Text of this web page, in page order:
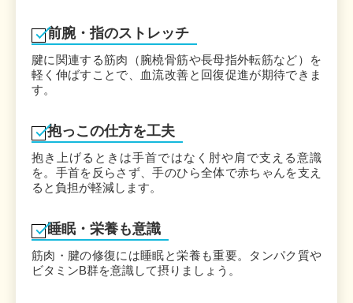
前腕・指のストレッチ
腱に関連する筋肉（腕橈骨筋や長母指外転筋など）を
軽く伸ばすことで、血流改善と回復促進が期待できま
す。
抱っこの仕方を工夫
抱き上げるときは手首ではなく肘や肩で支える意識
を。手首を反らさず、手のひら全体で赤ちゃんを支え
ると負担が軽減します。
睡眠・栄養も意識
筋肉・腱の修復には睡眠と栄養も重要。タンパク質や
ビタミンB群を意識して摂りましょう。